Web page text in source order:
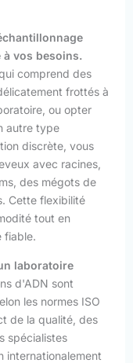
vos besoins.
comprend des
frottés à
ou opter
autre type
discrète, vous
avec racines,
des mégots de
Cette flexibilité
tout en
fiable.
laboratoire
d'ADN sont
les normes ISO
de la qualité, des
spécialistes
internationalement